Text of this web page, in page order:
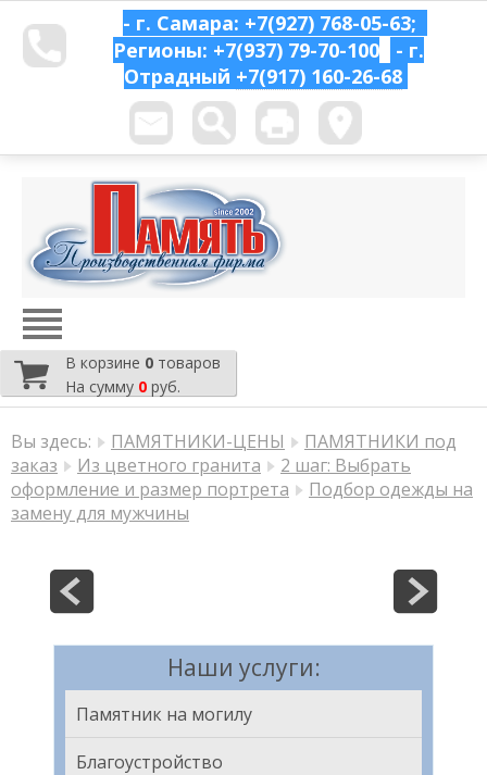
- г. Самара: +7(927) 768-05-63;
Регионы: +7(937) 79-70-100
- г.
Отрадный +7(917) 160-26-68
В корзине 0 товаров
На сумму 0 руб.
Вы здесь: ПАМЯТНИКИ-ЦЕНЫ
ПАМЯТНИКИ под
заказ
Из цветного гранита
2 шаг: Выбрать
оформление и размер портрета
Подбор одежды на
замену для мужчины
Наши услуги:
Памятник на могилу
Благоустройство